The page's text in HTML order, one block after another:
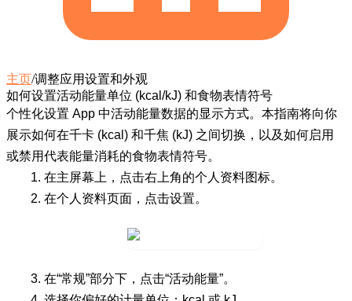
主页/调整应用设置和外观
如何设置活动能量单位 (kcal/kJ) 和食物表情符号
个性化设置 App 中活动能量数据的显示方式。本指南将向你
展示如何在千卡 (kcal) 和千焦 (kJ) 之间切换，以及如何启用
或禁用代表能量消耗的食物表情符号。
在主屏幕上，点击右上角的个人资料图标。
在个人资料页面，点击设置。
在“常规”部分下，点击“活动能量”。